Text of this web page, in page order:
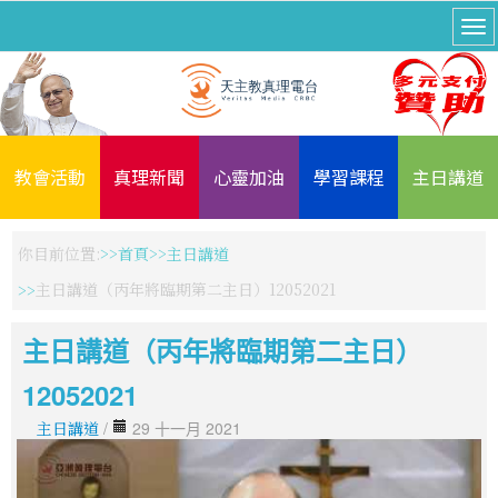
教會活動 真理新聞 心靈加油 學習課程 主日講道
你目前位置: 首頁
主日講道
主日講道（丙年將臨期第二主日）12052021
主日講道（丙年將臨期第二主日）
12052021
主日講道 / 29 十一月 2021